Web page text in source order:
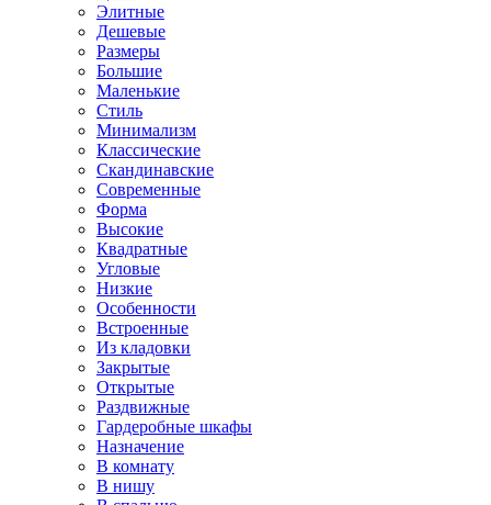
Элитные
Дешевые
Размеры
Большие
Маленькие
Стиль
Минимализм
Классические
Скандинавские
Современные
Форма
Высокие
Квадратные
Угловые
Низкие
Особенности
Встроенные
Из кладовки
Закрытые
Открытые
Раздвижные
Гардеробные шкафы
Назначение
В комнату
В нишу